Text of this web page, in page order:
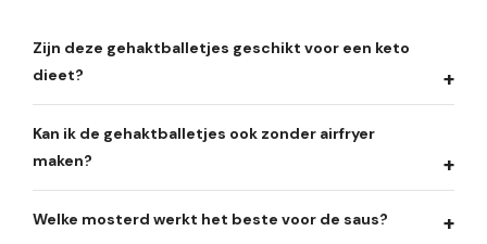
Zijn deze gehaktballetjes geschikt voor een keto
dieet?
Kan ik de gehaktballetjes ook zonder airfryer
maken?
Welke mosterd werkt het beste voor de saus?